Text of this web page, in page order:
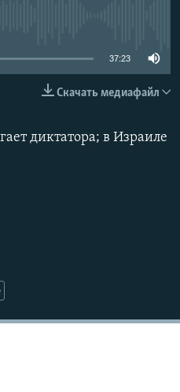
37:23
Скачать медиафайл
диктатора; в Израиле